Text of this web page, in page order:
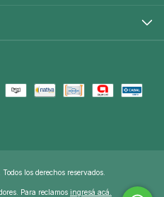
los derechos reservados.
Para reclamos ingresá acá.